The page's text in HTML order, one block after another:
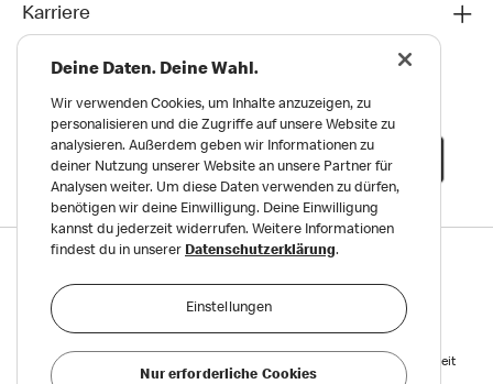
Karriere
Datenschutz
Reports on Human and Environmental Rights Erklärung zur Barrierefreiheit
Deine Daten. Deine Wahl.
Wir verwenden Cookies, um Inhalte anzuzeigen, zu
personalisieren und die Zugriffe auf unsere Website zu
analysieren. Außerdem geben wir Informationen zu
deiner Nutzung unserer Website an unsere Partner für
Analysen weiter. Um diese Daten verwenden zu dürfen,
benötigen wir deine Einwilligung. Deine Einwilligung
kannst du jederzeit widerrufen. Weitere Informationen
findest du in unserer Datenschutzerklärung.
Einstellungen
Nur erforderliche Cookies